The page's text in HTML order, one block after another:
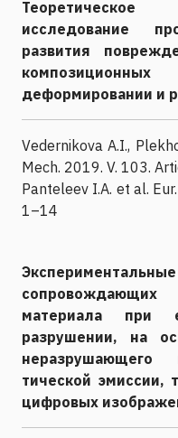
Теоретическое
исследование
развития
деформировании и
Vedernikova A.I.,
Mech. 2019. V. 103.
Panteleev I.A. et al.
1–14
материала при
разрушении, на
тической эмиссии,
цифровых